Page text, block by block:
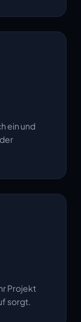
ein und
Projekt
sorgt.